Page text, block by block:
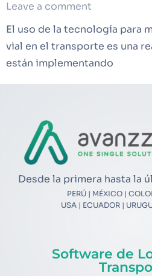
Leave a comment
El uso de la tecnología para
vial en el transporte es una
están implementando
Desde la primera hasta la
PERÚ | MÉXICO |
USA | ECUADOR |
Software de